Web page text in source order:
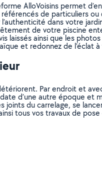
AlloVoisins permet
de particuliers
dans votre
de votre piscine
laissés ainsi que les
et redonnez de l’éclat
Par endroit et
d’une autre époque et
du carrelage, se
tous vos travaux de